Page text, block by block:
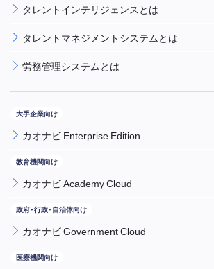
タレントインテリジェンスとは
タレントマネジメントシステムとは
労務管理システムとは
カオナビ Enterprise Edition
カオナビ Academy Cloud
カオナビ Government Cloud